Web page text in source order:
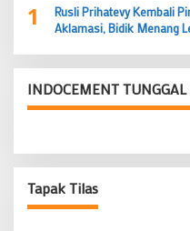
1
Rusli Prihatevy Kembali
Aklamasi, Bidik Menang
INDOCEMENT
Tapak Tilas